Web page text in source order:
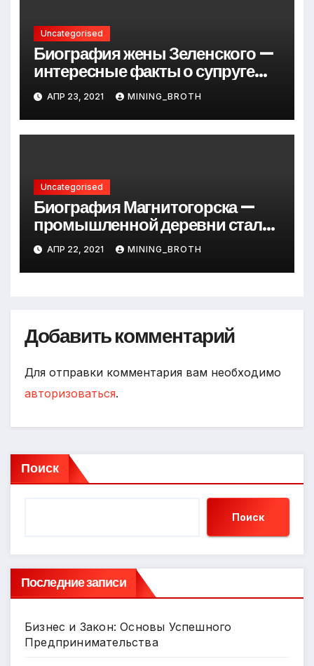
Uncategorised
Биография жены Зеленского —
интересные факты о супруге
президента Украины
АПР 23, 2021 MINING_BROTH
Uncategorised
Биография Магнитогорска —
промышленной деревни стали
превращается в современный
мегаполис
АПР 22, 2021 MINING_BROTH
Добавить комментарий
Для отправки комментария вам необходимо
авторизоваться.
Поиск
Поиск
Последние записи
Бизнес и Закон: Основы Успешного
Предпринимательства